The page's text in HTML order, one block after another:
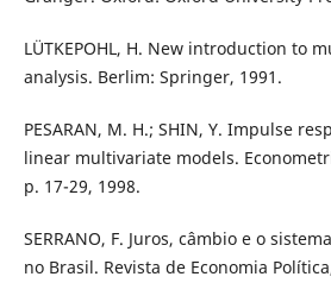
LÜTKEPOHL, H. New introduction to
analysis. Berlim: Springer, 1991.
PESARAN, M. H.; SHIN, Y. Impulse
linear multivariate models.
p. 17-29, 1998.
SERRANO, F. Juros, câmbio e o
no Brasil. Revista de Economia